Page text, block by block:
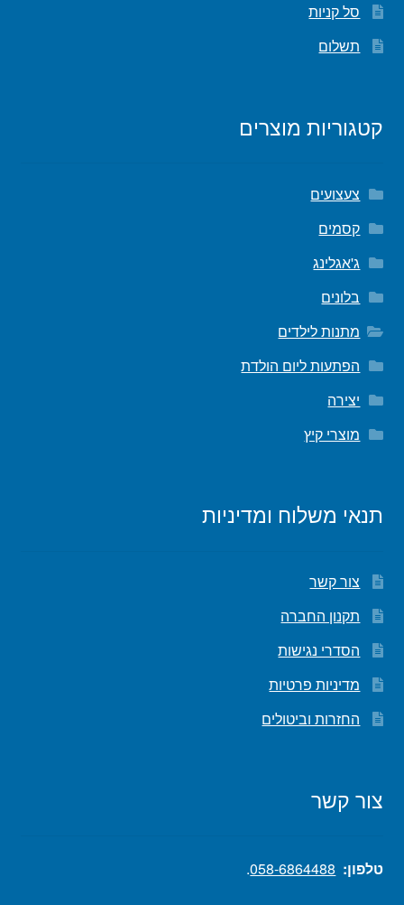
סל קניות
תשלום
קטגוריות מוצרים
צעצועים
קסמים
ג'אגלינג
בלונים
מתנות לילדים
הפתעות ליום הולדת
יצירה
מוצרי קיץ
תנאי משלוח ומדיניות
צור קשר
תקנון החברה
הסדרי נגישות
מדיניות פרטיות
החזרות וביטולים
צור קשר
טלפון: 058-6864488
.